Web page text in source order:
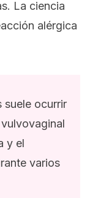
La ciencia
alérgica
suele ocurrir
y el
varios